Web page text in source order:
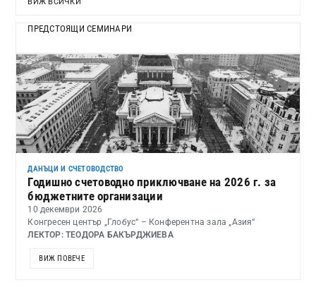
ПРЕДСТОЯЩИ СЕМИНАРИ
ДАНЪЦИ И СЧЕТОВОДСТВО
Годишно счетоводно приключване на 2026 г. за
бюджетните организации
10 декември 2026
Конгресен център „Глобус“ – Конферентна зала „Азия“
ЛЕКТОР: ТЕОДОРА БАКЪРДЖИЕВА
ВИЖ ПОВЕЧЕ